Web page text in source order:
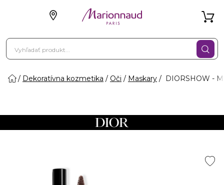
Dekoratívna kozmetika Oči Maskary DIORSHOW -